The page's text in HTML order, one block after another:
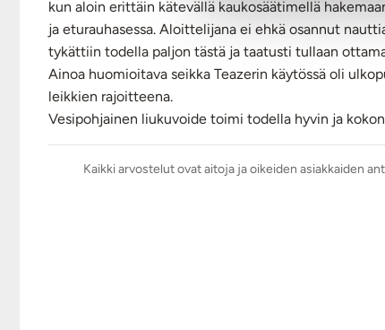
Peruslatausaika: n. 1,5 h
Toiminta-aika: n. 1 h
Äänenvoimakkuus: <50dB
Vesitiivis IPX6 (laitetta ei tule upottaa kokonaan
Väri: Musta
kun aloin erittäin kätevällä kaukosäätimellä
ja eturauhasessa. Aloittelijana ei ehkä osannut
tykättiin todella paljon tästä ja taatusti tullaan
Ainoa huomioitava seikka Teazerin käytössä oli
leikkien rajoitteena.
Vesipohjainen liukuvoide toimi todella hyvin ja
Kaikki arvostelut ovat aitoja ja oikeiden asiakkaiden